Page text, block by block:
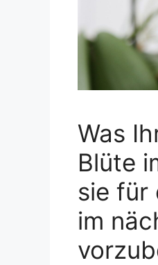
Was
Blüte
sie für
im